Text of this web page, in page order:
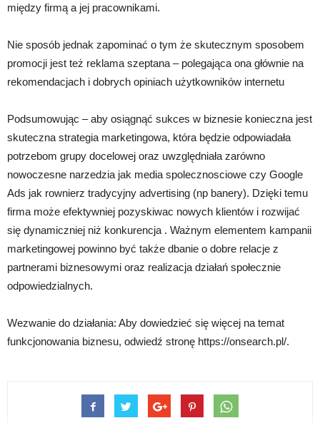
między firmą a jej pracownikami.
Nie sposób jednak zapominać o tym że skutecznym sposobem
promocji jest też reklama szeptana – polegająca ona głównie na
rekomendacjach i dobrych opiniach użytkowników internetu
Podsumowując – aby osiągnąć sukces w biznesie konieczna jest
skuteczna strategia marketingowa, która będzie odpowiadała
potrzebom grupy docelowej oraz uwzględniała zarówno
nowoczesne narzedzia jak media spolecznosciowe czy Google
Ads jak rownierz tradycyjny advertising (np banery). Dzięki temu
firma może efektywniej pozyskiwac nowych klientów i rozwijać
się dynamiczniej niż konkurencja . Ważnym elementem kampanii
marketingowej powinno być także dbanie o dobre relacje z
partnerami biznesowymi oraz realizacja działań społecznie
odpowiedzialnych.
Wezwanie do działania: Aby dowiedzieć się więcej na temat
funkcjonowania biznesu, odwiedź stronę https://onsearch.pl/.